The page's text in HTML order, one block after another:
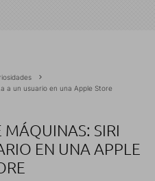
a un usuario en una Apple Store
MÁQUINAS: SIRI
EN UNA APPLE